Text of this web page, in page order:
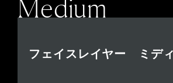
Medium
フェイスレイヤー ミデ